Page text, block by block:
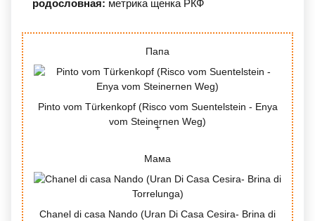
родословная: метрика щенка РКФ
Папа
Pinto vom Türkenkopf (Risco vom Suentelstein - Enya
vom Steinernen Weg)
Мама
Chanel di casa Nando (Uran Di Casa Cesira- Brina di